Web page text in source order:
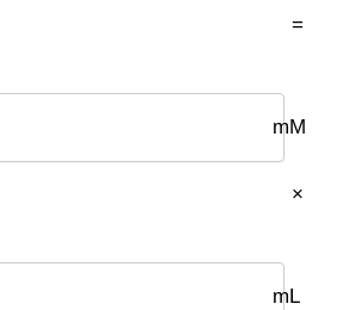
=
mM
×
mL